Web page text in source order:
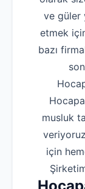
ve güler
etmek
bazı
musluk
için